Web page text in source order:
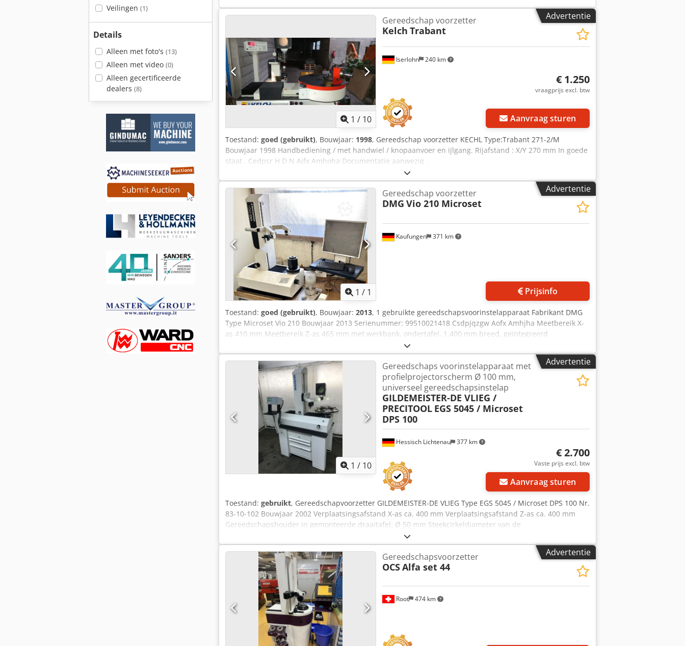
Veilingen (1)
Details
Alleen met foto's (13)
Alleen met video (0)
Alleen gecertificeerde
dealers (8)
Advertentie
1 / 10
Iserlohn 240 km
Gereedschap voorzetter
Kelch Trabant
€ 1.250
vraagprijs excl. btw
Aanvraag sturen
Toestand: goed (gebruikt), Bouwjaar: 1998, Gereedschap voorzetter KECHL Type:Trabant 271-2/M
Bouwjaar 1998 Handbediening / met handwiel / knopaanvoer en ijlgang. Rijafstand : X/Y 270 mm In goede
staat . Cedpsr H D N Ajfx Amhoha Documentatie aanwezig .
Advertentie
1 / 1
Kaufungen 371 km
Gereedschap voorzetter
DMG Vio 210 Microset
Prijsinfo
Toestand: goed (gebruikt), Bouwjaar: 2013, 1 gebruikte gereedschapsvoorinstelapparaat Fabrikant DMG
Type Microset Vio 210 Bouwjaar 2013 Serienummer: 99510021418 Csdpjqzgw Aofx Amhjha Meetbereik X-
as 410 mm Meetbereik Z-as 465 mm met werkbank, ondertafel, 1.400 mm breed, geïntegreerd
Telescopische ladekast, 5 laden, met 15" Terra-monitor, toetsenbord, muis, Dymo 450-etikettenprinter
Advertentie
1 / 10
Hessisch Lichtenau 377 km
Gereedschaps voorinstelapparaat met
profielprojectorscherm Ø 100 mm,
universeel gereedschapsinstelap
GILDEMEISTER-DE VLIEG /
PRECITOOL EGS 5045 / Microset
DPS 100
€ 2.700
Vaste prijs excl. btw
Aanvraag sturen
Toestand: gebruikt, Gereedschapvoorzetter GILDEMEISTER-DE VLIEG Type EGS 5045 / Microset DPS 100 Nr.
83-10-102 Bouwjaar 2002 Verplaatsingsafstand X-as ca. 400 mm Verplaatsingsafstand Z-as ca. 400 mm
Gereedschapshouder in gemonteerde draaitafel: Ø 50 mm Steekcirkeldiameter van de
gereedschapshouders in de gemonteerde draaitafel Ø 340 mm Chedpfx Ashbal Domhoa Binnenkonus in
de gemonteerde draaitafel Ø 245 mm Gereedschapopnameschijf als draaitafel met 8 montagegaten Ø 50
mm Centreerdiameter van de gemonteerde gereedschapshouderplaat: Ø 102 mm Draaibare flenshouder
met centreerdiameter: Ø 102 mm Draaibare flenshouder met buitendiameter: Ø 155 mm Draaibare
flenshouder met 3x M10 montagegaten, boutcirkel: Ø 130 mm Netaansluiting 230 Volt, 50 Hz - Microset
DPS 100 meetelektronica - Draaitafel met 8 gereedschapsposities - Interfaces: 1x RS232, 2x meetsysteem
(X/Z) - Profielprojector met scherm-Ø 100 mm vergroting 20x en twee ronde slijpglasschijven - Vast
focusscherm met dradenkruis - Asbeweging via handmatige snelverstelling met pneumatische klemming -
Fijnafstelling via handwielen - Draaibare draaitafel met pneumatische klemming - Metalen onderbouw
met 3 laden Benodigde ruimte L x B x H 1100 x 1000 x 800 mm Gewicht 400 kg goede staat
Advertentie
Root 474 km
Gereedschapsvoorzetter
OCSAlfa set 44